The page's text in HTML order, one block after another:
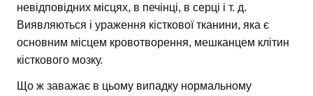
невідповідних місцях, в печінці, в серці і т. д.
Виявляються і ураження кісткової тканини, яка є
основним місцем кровотворення, мешканцем клітин
кісткового мозку.
Що ж заважає в цьому випадку нормальному